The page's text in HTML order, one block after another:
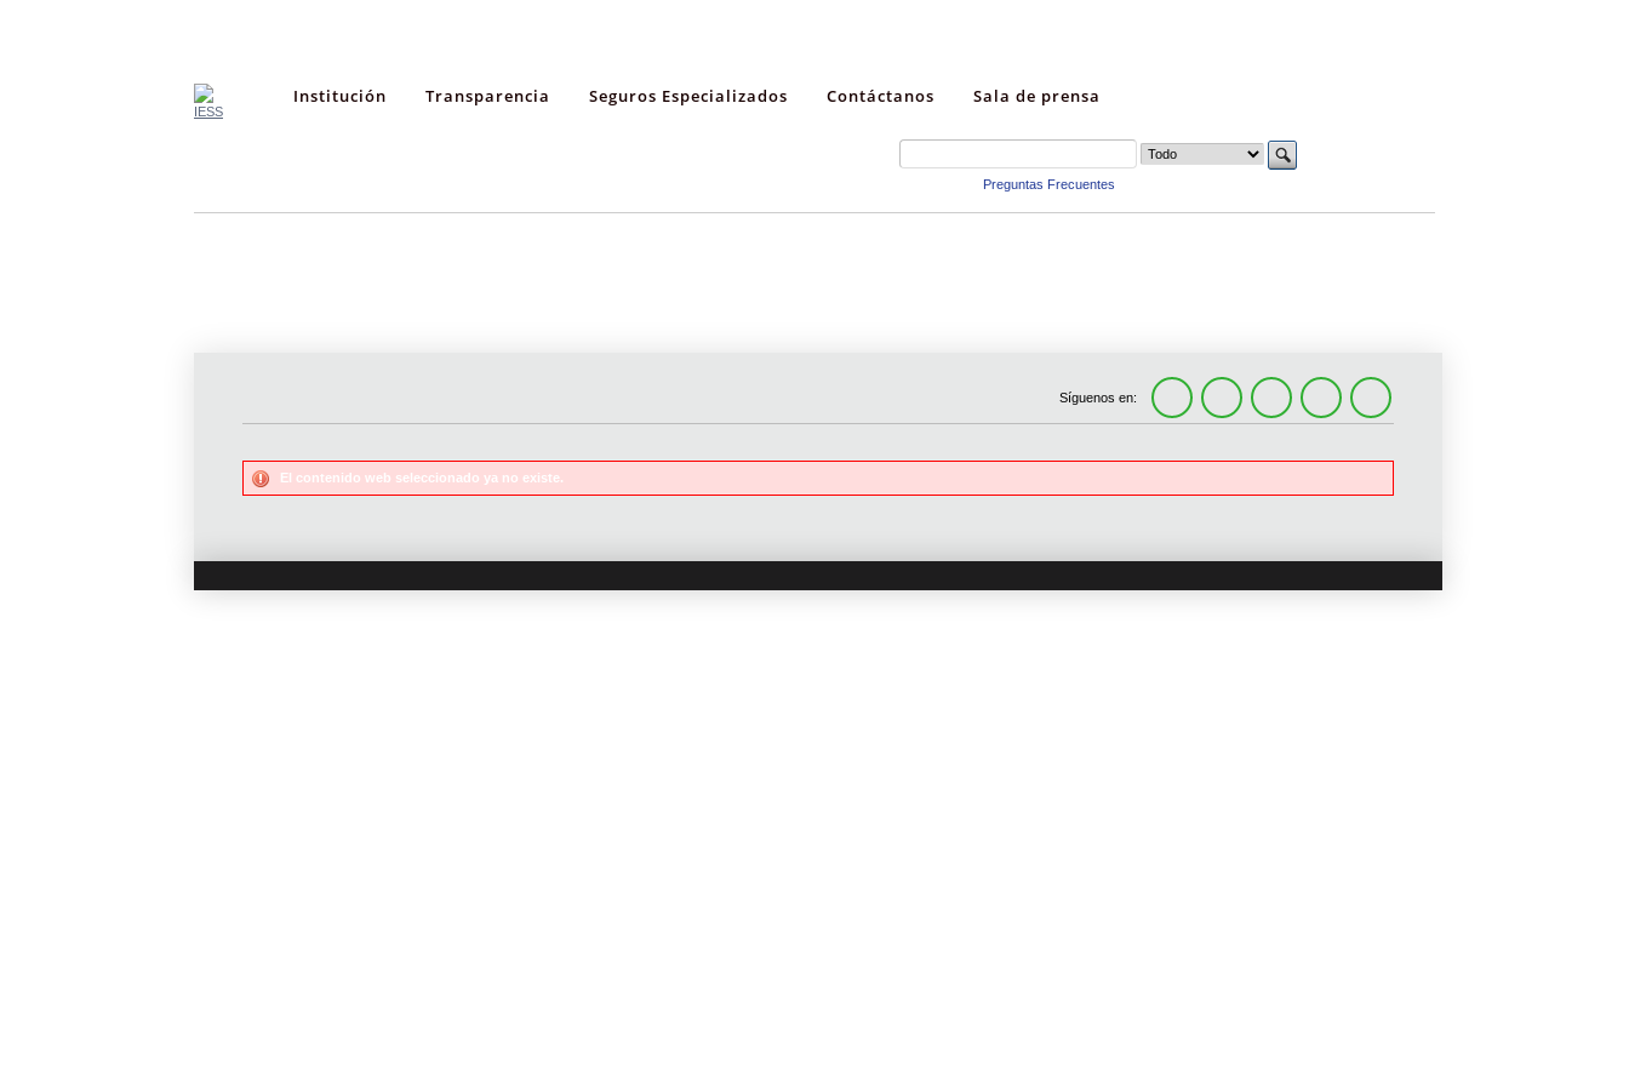
Institución Transparencia Seguros Especializados Contáctanos Sala de prensa
Preguntas Frecuentes
Síguenos en:
El contenido web seleccionado ya no existe.